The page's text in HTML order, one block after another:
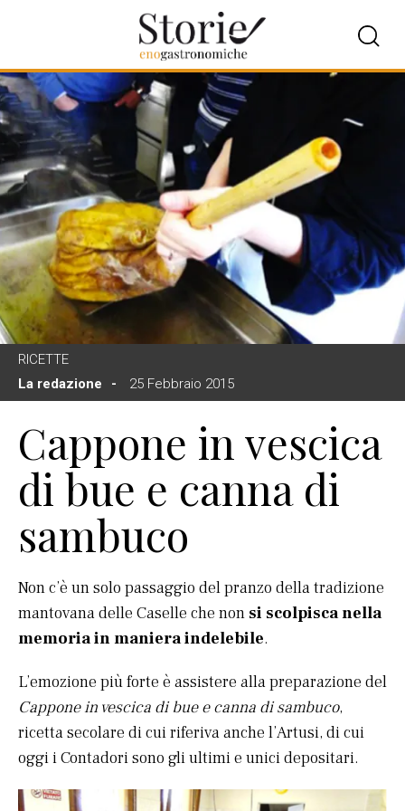
RICETTE
La redazione
25 Febbraio 2015
Cappone in vescica
di bue e canna di
sambuco
Non c’è un solo passaggio del pranzo della tradizione
mantovana delle Caselle che non si scolpisca nella
memoria in maniera indelebile.
L’emozione più forte è assistere alla preparazione del
Cappone in vescica di bue e canna di sambuco,
ricetta secolare di cui riferiva anche l’Artusi, di cui
oggi i Contadori sono gli ultimi e unici depositari.